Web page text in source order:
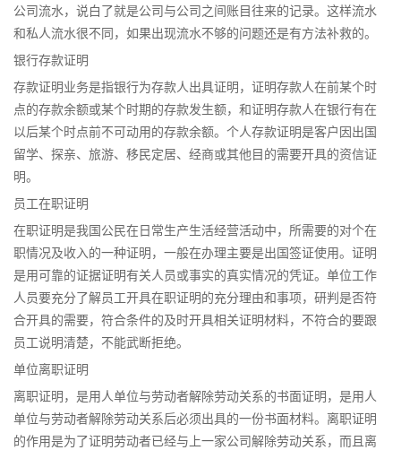
公司流水，说白了就是公司与公司之间账目往来的记录。这样流水
和私人流水很不同，如果出现流水不够的问题还是有方法补救的。
银行存款证明
存款证明业务是指银行为存款人出具证明，证明存款人在前某个时
点的存款余额或某个时期的存款发生额，和证明存款人在银行有在
以后某个时点前不可动用的存款余额。个人存款证明是客户因出国
留学、探亲、旅游、移民定居、经商或其他目的需要开具的资信证
明。
员工在职证明
在职证明是我国公民在日常生产生活经营活动中，所需要的对个在
职情况及收入的一种证明，一般在办理主要是出国签证使用。证明
是用可靠的证据证明有关人员或事实的真实情况的凭证。单位工作
人员要充分了解员工开具在职证明的充分理由和事项，研判是否符
合开具的需要，符合条件的及时开具相关证明材料，不符合的要跟
员工说明清楚，不能武断拒绝。
单位离职证明
离职证明，是用人单位与劳动者解除劳动关系的书面证明，是用人
单位与劳动者解除劳动关系后必须出具的一份书面材料。离职证明
的作用是为了证明劳动者已经与上一家公司解除劳动关系，而且离